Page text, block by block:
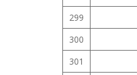
299
300
301